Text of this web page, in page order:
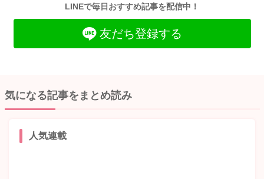
LINEで毎日おすすめ記事を配信中！
友だち登録する
気になる記事をまとめ読み
人気連載